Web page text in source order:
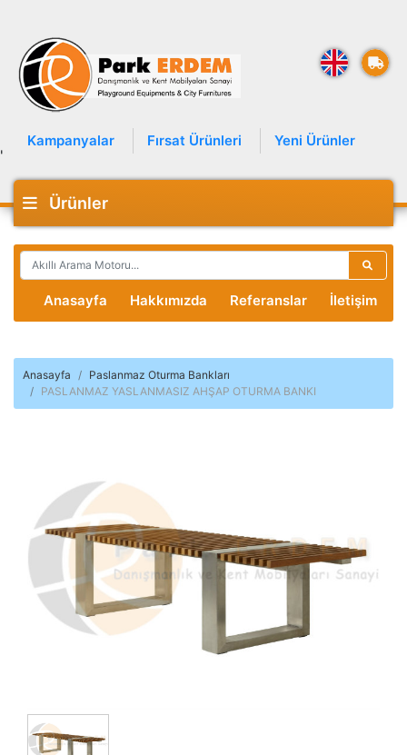
Kampanyalar Fırsat Ürünleri Yeni Ürünler
'
Ürünler
Anasayfa Hakkımızda Referanslar İletişim
Anasayfa
Paslanmaz Oturma Bankları
PASLANMAZ YASLANMASIZ AHŞAP OTURMA BANKI